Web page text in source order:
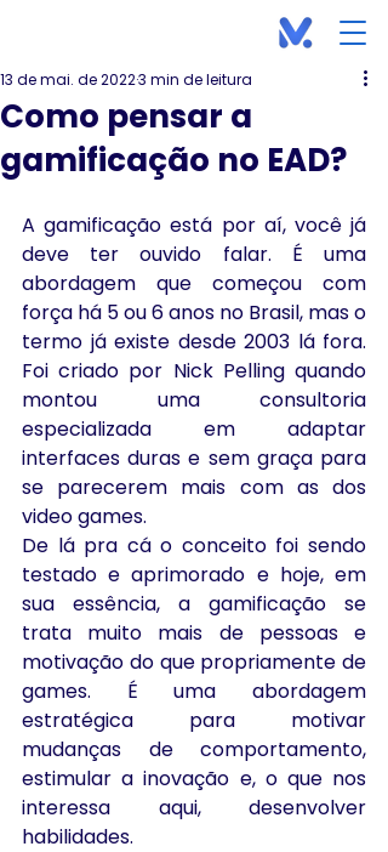
Como pensar a
gamificação no EAD?
13 de mai. de 20223 min de leitura
A gamificação está por aí, você já
deve ter ouvido falar. É uma
abordagem que começou com
força há 5 ou 6 anos no Brasil, mas o
termo já existe desde 2003 lá fora.
Foi criado por Nick Pelling quando
montou uma consultoria
especializada em adaptar
interfaces duras e sem graça para
se parecerem mais com as dos
video games.
De lá pra cá o conceito foi sendo
testado e aprimorado e hoje, em
sua essência, a gamificação se
trata muito mais de pessoas e
motivação do que propriamente de
games. É uma abordagem
estratégica para motivar
mudanças de comportamento,
estimular a inovação e, o que nos
interessa aqui, desenvolver
habilidades.